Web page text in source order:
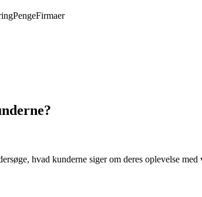
PengeFirmaer
hvad kunderne siger om deres oplevelse